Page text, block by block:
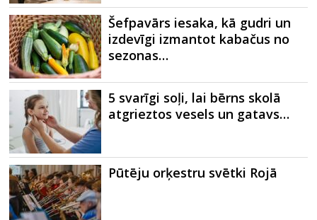
Šefpavārs iesaka, kā gudri un
izdevīgi izmantot kabačus no
sezonas…
5 svarīgi soļi, lai bērns skolā
atgrieztos vesels un gatavs…
Pūtēju orķestru svētki Rojā